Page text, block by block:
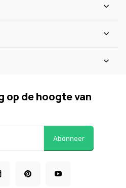
op de hoogte van
Abonneer